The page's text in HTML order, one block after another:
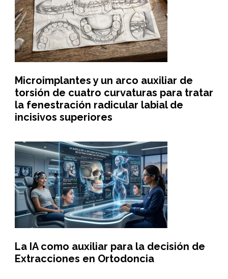
Microimplantes y un arco auxiliar de
torsión de cuatro curvaturas para tratar
la fenestración radicular labial de
incisivos superiores
La IA como auxiliar para la decisión de
Extracciones en Ortodoncia